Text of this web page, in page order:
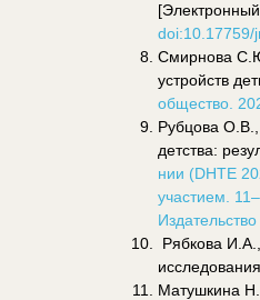
doi:10.17759/
Смирнова
устройств
общество.
Рубцова
детства:
нии (DHTE
участием.
Рябкова
Матушкина